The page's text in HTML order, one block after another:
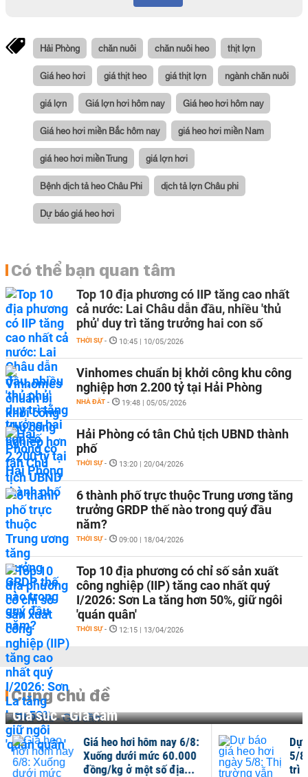
Hải Phòng chăn nuôi chăn nuôi heo thịt lợn
Giá heo hơi giá thịt heo giá thịt lợn ngành chăn nuôi
giá lợn Giá lợn hơi hôm nay Giá heo hơi hôm nay
Giá heo hơi miền Bắc hôm nay giá heo hơi miền Nam
giá heo hơi miền Trung giá lợn hơi
Bệnh dịch tả heo Châu Phi dịch tả lợn Châu phi
Dự báo giá heo hơi
Có thể bạn quan tâm
Top 10 địa phương có IIP tăng cao nhất
cả nước: Lai Châu dẫn đầu, nhiều 'thủ
phủ' duy trì tăng trưởng hai con số
THỜI SỰ - 10:45 | 10/05/2026
Vinhomes chuẩn bị khởi công khu công
nghiệp hơn 2.200 tỷ tại Hải Phòng
NHÀ ĐẤT - 19:48 | 05/05/2026
Hải Phòng có tân Chủ tịch UBND thành
phố
THỜI SỰ - 13:20 | 20/04/2026
6 thành phố trực thuộc Trung ương tăng
trưởng GRDP thế nào trong quý đầu
năm?
THỜI SỰ - 09:00 | 18/04/2026
Top 10 địa phương có chỉ số sản xuất
công nghiệp (IIP) tăng cao nhất quý
I/2026: Sơn La tăng hơn 50%, giữ ngôi
'quán quân'
THỜI SỰ - 12:15 | 13/04/2026
Cùng chủ đề
Gia súc - Gia cầm
Giá heo hơi hôm nay 6/8:
Xuống dưới mức 60.000
đồng/kg ở một số địa...
Dự
5/
trì